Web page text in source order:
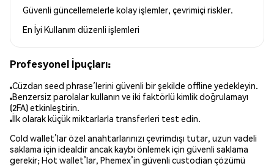
Güvenli güncellemelerle kolay işlemler, çevrimiçi riskler.
En İyi Kullanım düzenli işlemleri
Profesyonel İpuçları:
Cüzdan seed phrase’lerini güvenli bir şekilde offline yedekleyin.
Benzersiz parolalar kullanın ve iki faktörlü kimlik doğrulamayı
(2FA) etkinleştirin.
İlk olarak küçük miktarlarla transferleri test edin.
Cold wallet’lar özel anahtarlarınızı çevrimdışı tutar, uzun vadeli
saklama için idealdir ancak kaybı önlemek için güvenli saklama
gerekir; Hot wallet’lar, Phemex’in güvenli custodian çözümü